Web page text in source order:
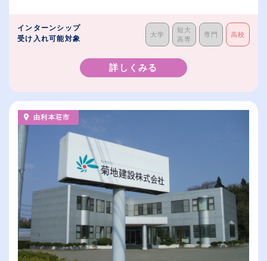
インターンシップ
受け入れ可能対象
大学
短大
高専
専門 高校
詳しくみる
由利本荘市